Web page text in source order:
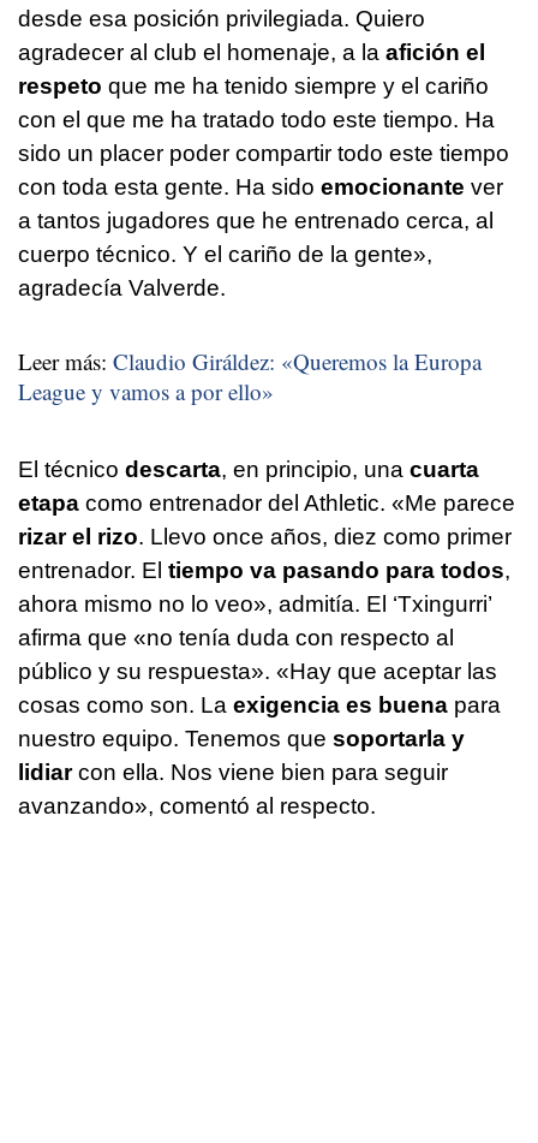
desde esa posición privilegiada. Quiero
agradecer al club el homenaje, a la afición el
respeto que me ha tenido siempre y el cariño
con el que me ha tratado todo este tiempo. Ha
sido un placer poder compartir todo este tiempo
con toda esta gente. Ha sido emocionante ver
a tantos jugadores que he entrenado cerca, al
cuerpo técnico. Y el cariño de la gente»,
agradecía Valverde.
Leer más: Claudio Giráldez: «Queremos la Europa
League y vamos a por ello»
El técnico descarta, en principio, una cuarta
etapa como entrenador del Athletic. «Me parece
rizar el rizo. Llevo once años, diez como primer
entrenador. El tiempo va pasando para todos,
ahora mismo no lo veo», admitía. El ‘Txingurri’
afirma que «no tenía duda con respecto al
público y su respuesta». «Hay que aceptar las
cosas como son. La exigencia es buena para
nuestro equipo. Tenemos que soportarla y
lidiarcon ella. Nos viene bien para seguir
avanzando», comentó al respecto.